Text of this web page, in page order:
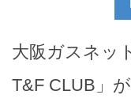
大阪ガスネッ
T&F CLUB」